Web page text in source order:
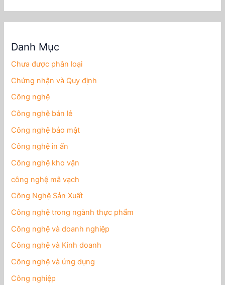
Danh Mục
Chưa được phân loại
Chứng nhận và Quy định
Công nghệ
Công nghệ bán lẻ
Công nghệ bảo mật
Công nghệ in ấn
Công nghệ kho vận
công nghệ mã vạch
Công Nghệ Sản Xuất
Công nghệ trong ngành thực phẩm
Công nghệ và doanh nghiệp
Công nghệ và Kinh doanh
Công nghệ và ứng dụng
Công nghiệp